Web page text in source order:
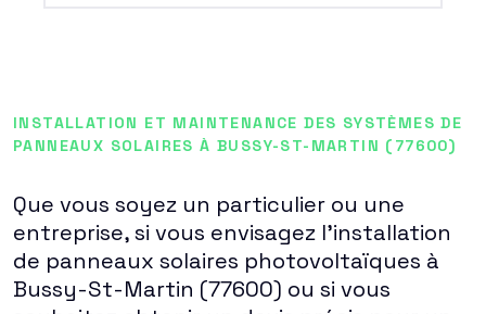
INSTALLATION ET MAINTENANCE DES SYSTÈMES DE
PANNEAUX SOLAIRES À BUSSY-ST-MARTIN (77600)
Que vous soyez un particulier ou une
entreprise, si vous envisagez l'installation
de panneaux solaires photovoltaïques à
Bussy-St-Martin (77600) ou si vous